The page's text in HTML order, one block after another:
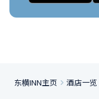
东横INN主页 酒店一览